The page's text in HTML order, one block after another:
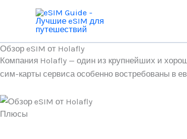
содержимому
Обзор eSIM от Holafly
Компания Holafly — один из крупнейших и
сим-карты сервиса особенно востребованы в
Плюсы